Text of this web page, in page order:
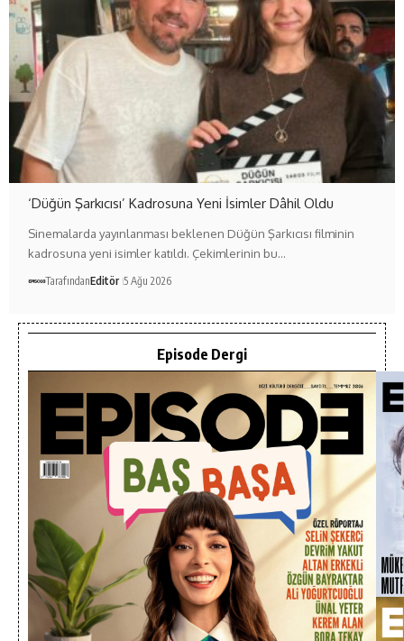
‘Düğün Şarkıcısı’ Kadrosuna Yeni İsimler Dâhil Oldu
Sinemalarda yayınlanması beklenen Düğün Şarkıcısı filminin
kadrosuna yeni isimler katıldı. Çekimlerinin bu…
TarafındanEditör 5 Ağu 2026
Episode Dergi